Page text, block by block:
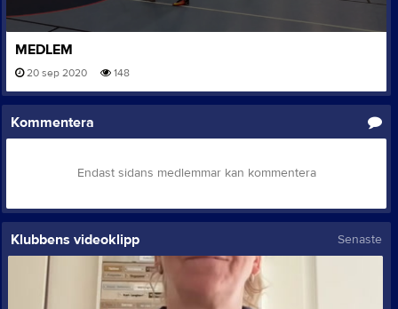
seconds
of
seconds
MEDLEM
20 sep 2020 148
Kommentera
Endast sidans medlemmar kan kommentera
Klubbens videoklipp Senaste